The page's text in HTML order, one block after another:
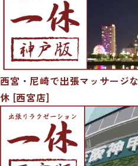
西宮・尼崎で出張マッサージ
休 [西宮店]